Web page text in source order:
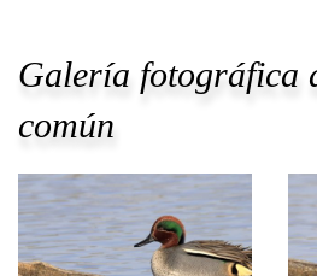
Galería fotográfica
común